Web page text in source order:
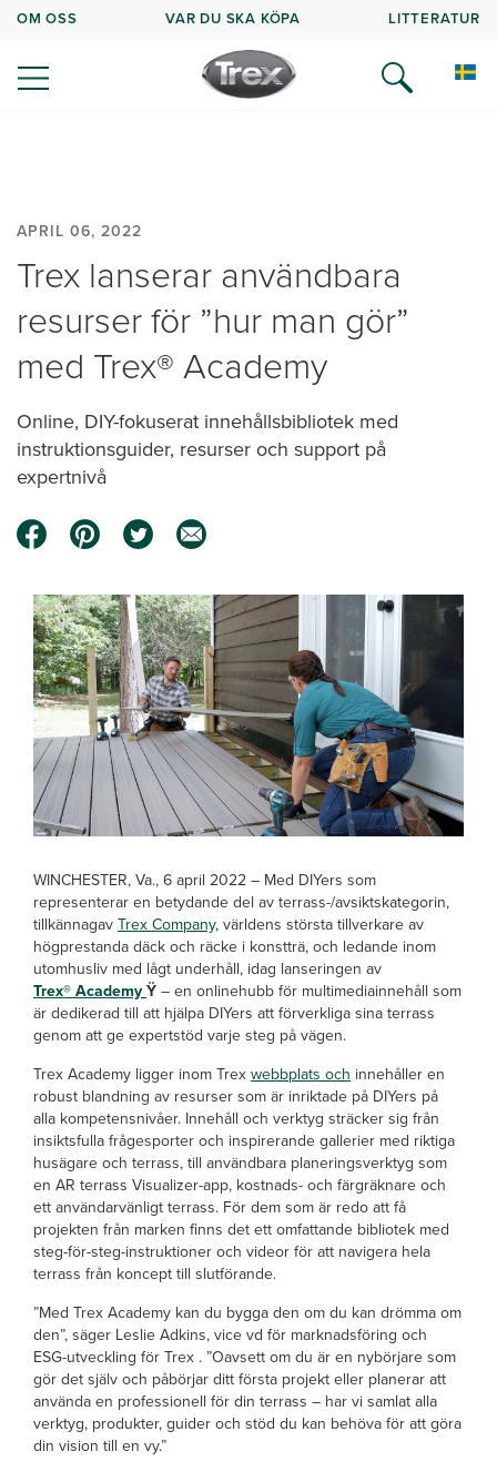
OM OSS VAR DU SKA KÖPA LITTERATUR
APRIL 06, 2022
Trex lanserar användbara
resurser för ”hur man gör”
med Trex® Academy
Online, DIY-fokuserat innehållsbibliotek med
instruktionsguider, resurser och support på
expertnivå
WINCHESTER, Va., 6 april 2022 – Med DIYers som
representerar en betydande del av terrass-/avsiktskategorin,
tillkännagavTrex Company,världens största tillverkare av
högprestanda däck och räcke i konstträ, och ledande inom
utomhusliv med lågt underhåll, idag lanseringen av
Trex® AcademyŸ– en onlinehubb för multimediainnehåll som
är dedikerad till att hjälpa DIYers att förverkliga sina terrass
genom att ge expertstöd varje steg på vägen.
Trex Academy ligger inom Trexwebbplats och innehåller en
robust blandning av resurser som är inriktade på DIYers på
alla kompetensnivåer. Innehåll och verktyg sträcker sig från
insiktsfulla frågesporter och inspirerande gallerier med riktiga
husägare och terrass, till användbara planeringsverktyg som
en AR terrass Visualizer-app, kostnads- och färgräknare och
ett användarvänligt terrass. För dem som är redo att få
projekten från marken finns det ett omfattande bibliotek med
steg-för-steg-instruktioner och videor för att navigera hela
terrass från koncept till slutförande.
”Med Trex Academy kan du bygga den om du kan drömma om
den”, säger Leslie Adkins, vice vd för marknadsföring och
ESG-utveckling för Trex . ”Oavsett om du är en nybörjare som
gör det själv och påbörjar ditt första projekt eller planerar att
använda en professionell för din terrass – har vi samlat alla
verktyg, produkter, guider och stöd du kan behöva för att göra
din vision till en vy.”